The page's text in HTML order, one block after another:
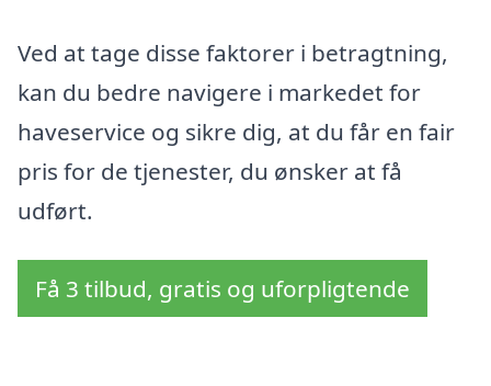
Ved at tage disse faktorer i betragtning,
kan du bedre navigere i markedet for
haveservice og sikre dig, at du får en fair
pris for de tjenester, du ønsker at få
udført.
Få 3 tilbud, gratis og uforpligtende